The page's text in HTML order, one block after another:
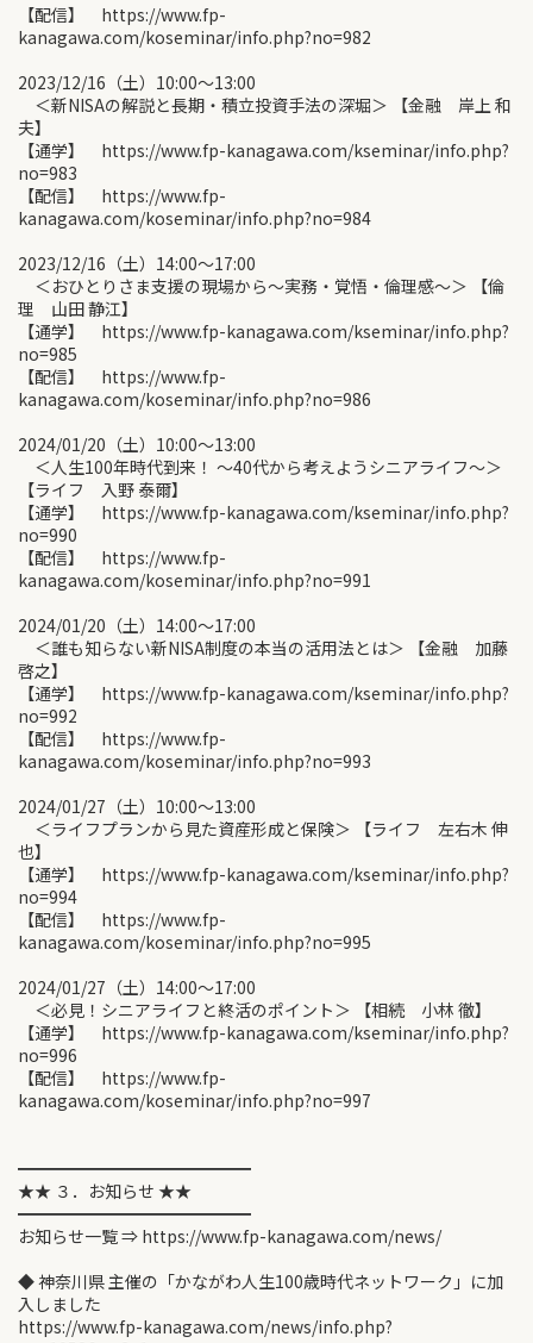
【配信】 https://www.fp-
kanagawa.com/koseminar/info.php?no=982
2023/12/16（土）10:00〜13:00
＜新NISAの解説と長期・積立投資手法の深堀＞ 【金融 岸上 和
夫】
【通学】 https://www.fp-kanagawa.com/kseminar/info.php?
no=983
【配信】 https://www.fp-
kanagawa.com/koseminar/info.php?no=984
2023/12/16（土）14:00〜17:00
＜おひとりさま支援の現場から～実務・覚悟・倫理感～＞ 【倫
理 山田 静江】
【通学】 https://www.fp-kanagawa.com/kseminar/info.php?
no=985
【配信】 https://www.fp-
kanagawa.com/koseminar/info.php?no=986
2024/01/20（土）10:00〜13:00
＜人生100年時代到来！ ～40代から考えようシニアライフ～＞
【ライフ 入野 泰爾】
【通学】 https://www.fp-kanagawa.com/kseminar/info.php?
no=990
【配信】 https://www.fp-
kanagawa.com/koseminar/info.php?no=991
2024/01/20（土）14:00〜17:00
＜誰も知らない新NISA制度の本当の活用法とは＞ 【金融 加藤
啓之】
【通学】 https://www.fp-kanagawa.com/kseminar/info.php?
no=992
【配信】 https://www.fp-
kanagawa.com/koseminar/info.php?no=993
2024/01/27（土）10:00〜13:00
＜ライフプランから見た資産形成と保険＞ 【ライフ 左右木 伸
也】
【通学】 https://www.fp-kanagawa.com/kseminar/info.php?
no=994
【配信】 https://www.fp-
kanagawa.com/koseminar/info.php?no=995
2024/01/27（土）14:00〜17:00
＜必見！シニアライフと終活のポイント＞ 【相続 小林 徹】
【通学】 https://www.fp-kanagawa.com/kseminar/info.php?
no=996
【配信】 https://www.fp-
kanagawa.com/koseminar/info.php?no=997
━━━━━━━━━━━━━━
★★ ３．お知らせ ★★
━━━━━━━━━━━━━━
お知らせ一覧 ⇒ https://www.fp-kanagawa.com/news/
◆ 神奈川県 主催の「かながわ人生100歳時代ネットワーク」に加
入しました
https://www.fp-kanagawa.com/news/info.php?